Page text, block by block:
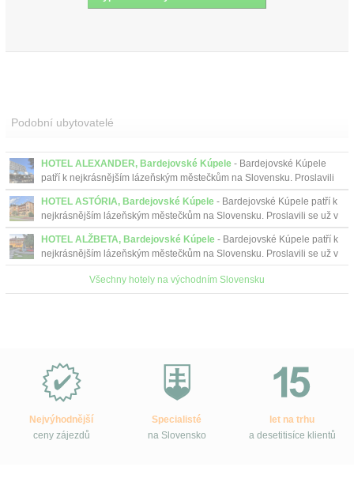
Podobní ubytovatelé
HOTEL ALEXANDER, Bardejovské Kúpele - Bardejovské Kúpele
patří k nejkrásnějším lázeňským městečkům na Slovensku. Proslavili
se už v minulosti, nejen svými minerálními vodami...
HOTEL ASTÓRIA, Bardejovské Kúpele - Bardejovské Kúpele patří k
nejkrásnějším lázeňským městečkům na Slovensku. Proslavili se už v
minulosti, nejen svými minerálními vodami...
HOTEL ALŽBETA, Bardejovské Kúpele - Bardejovské Kúpele patří k
nejkrásnějším lázeňským městečkům na Slovensku. Proslavili se už v
minulosti, nejen svými minerálními vodami...
Všechny hotely na východním Slovensku
Slovensko.cz?
Nejvýhodnější
ceny zájezdů
Specialisté
na Slovensko
let na trhu
a desetitisíce klientů